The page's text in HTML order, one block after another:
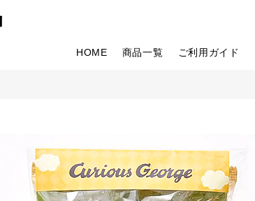
HOME 商品一覧 ご利用ガイド